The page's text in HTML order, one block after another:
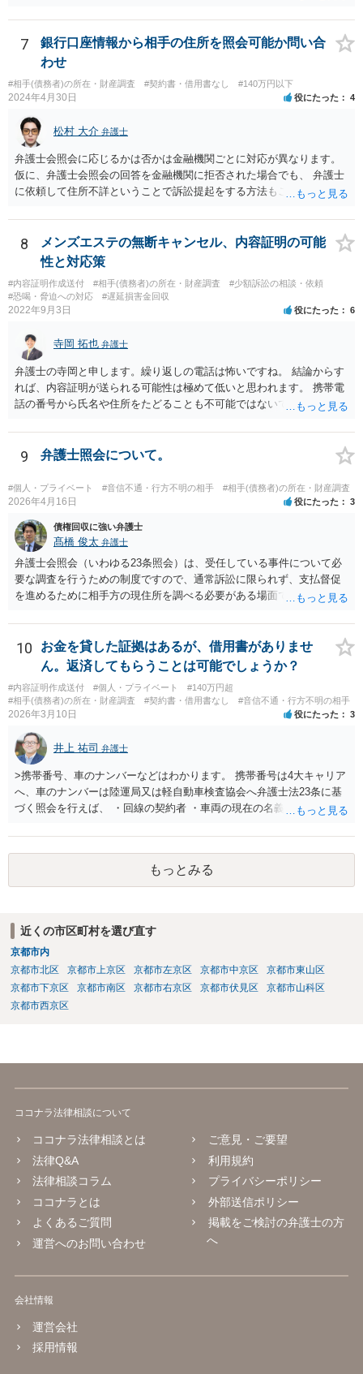
になります。 手間であったり、忘れたり、諦めたりで情報が出回らな
いだけです。
7
銀行口座情報から相手の住所を照会可能か問い合
わせ
#相手(債務者)の所在・財産調査 #契約書・借用書なし #140万円以下
2024年4月30日 役にたった 4
松村 大介 弁護士
弁護士会照会に応じるかは否かは金融機関ごとに対応が異なります。
仮に、弁護士会照会の回答を金融機関に拒否された場合でも、 弁護士
に依頼して住所不詳ということで訴訟提起をする方法もございます。
8
メンズエステの無断キャンセル、内容証明の可能
性と対応策
#内容証明作成送付 #相手(債務者)の所在・財産調査
#少額訴訟の相談・依頼
#恐喝・脅迫への対応
#遅延損害金回収
2022年9月3日 役にたった 6
寺岡 拓也 弁護士
弁護士の寺岡と申します。繰り返しの電話は怖いですね。 結論からす
れば、内容証明が送られる可能性は極めて低いと思われます。 携帯電
話の番号から氏名や住所をたどることも不可能ではないですが、発生
弁護士に依頼してそこまでしても結局のところ弁護士費用の方がかさ
み、費用倒れとなってしまいます。 おそらくはキャンセルされた腹い
せとして一種の捨て台詞的に「弁護士」や「内容証明」という言葉を
使っているのでしょう。 可能性という言葉を使う以上、ゼロとは言え
ませんが、気に病む必要はないと思われます。
9 弁護士照会について。
#個人・プライベート #音信不通・行方不明の相手 #相手(債務者)の所在・財産調査
2026年4月16日 役にたった 3
債権回収に強い弁護士
髙橋 俊太 弁護士
弁護士会照会（いわゆる23条照会）は、受任している事件について必
要な調査を行うための制度ですので、通常訴訟に限られず、支払督促
を進めるために相手方の現住所を調べる必要がある場面でも利用が検
は「住所調査だけ単体」で依頼するものではなく、支払督促申立てな
どの事件そのものを弁護士に依頼した上で、その事件処理の一環とし
て行う必要があります。また、23条照会をかければ必ず住所が判明す
るとは限りません。どの情報を手掛かりに、どこに照会するか、照会
先が回答に応じるかによって結果は変わります。したがって、支払督
促の段階でも利用は可能だが、成功するかは事案次第ということにな
護士に「支払督促申立てを前提に住所調査もお願いしたい」と相談す
るのがよいと思われます。
10
お金を貸した証拠はあるが、借用書がありませ
ん。返済してもらうことは可能でしょうか？
#内容証明作成送付 #個人・プライベート
#140万円超
#相手(債務者)の所在・財産調査
#契約書・借用書なし #音信不通・行方不明の相手
2026年3月10日 役にたった 3
井上 祐司 弁護士
>携帯番号、車のナンバーなどはわかります。 携帯番号は4大キャリア
へ、車のナンバーは陸運局又は軽自動車検査協会へ弁護士法23条に基
づく照会を行えば、 ・回線の契約者 ・車両の現在の名義人 は、分か
義人であれば住所の特定につながりますが、 ・元彼・元カノ名義の回
線を使用している ・友人の車を借りたり名義残りのまま使用している
場合が稀にあり、この場合は照会しても住所の特定ができない場合も
しばしば存在します。 なお、貸金返還請求事件の受任を前提とせず弁
もっとみる
近くの市区町村を選び直す
京都市内
京都市北区
京都市上京区 京都市左京区 京都市中京区
京都市東山区
京都市下京区
京都市南区 京都市右京区 京都市伏見区
京都市山科区
京都市西京区
ココナラ法律相談について
ココナラ法律相談とは
法律Q&A
法律相談コラム
ココナラとは
よくあるご質問
運営へのお問い合わせ
ご意見・ご要望
利用規約
プライバシーポリシー
外部送信ポリシー
掲載をご検討の弁護士の方
へ
会社情報
運営会社
採用情報